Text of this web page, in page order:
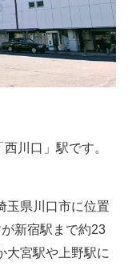
川口」駅です。
玉県川口市に位置
新宿駅まで約23
大宮駅や上野駅に